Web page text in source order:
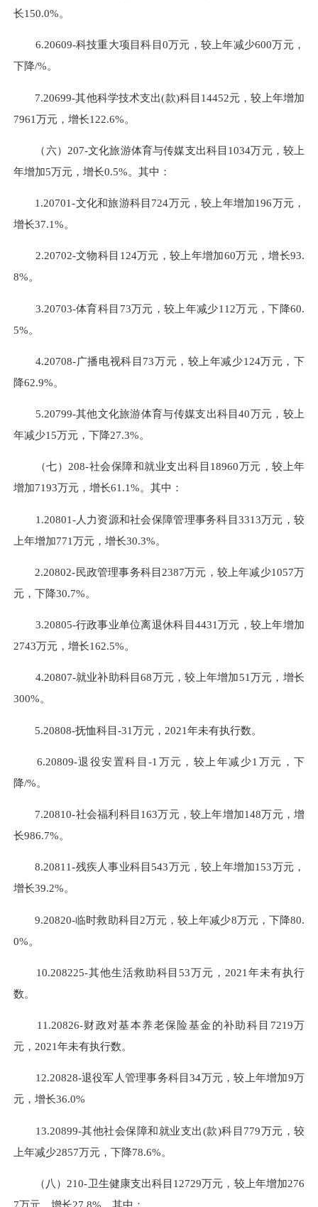
长150.0%。
6.20609-科技重大项目科目0万元，较上年减少600万元，
下降/%。
7.20699-其他科学技术支出(款)科目14452元，较上年增加
7961万元，增长122.6%。
（六）207-文化旅游体育与传媒支出科目1034万元，较上
年增加5万元，增长0.5%。其中：
1.20701-文化和旅游科目724万元，较上年增加196万元，
增长37.1%。
2.20702-文物科目124万元，较上年增加60万元，增长93.
8%。
3.20703-体育科目73万元，较上年减少112万元，下降60.
5%。
4.20708-广播电视科目73万元，较上年减少124万元，下
降62.9%。
5.20799-其他文化旅游体育与传媒支出科目40万元，较上
年减少15万元，下降27.3%。
（七）208-社会保障和就业支出科目18960万元，较上年
增加7193万元，增长61.1%。其中：
1.20801-人力资源和社会保障管理事务科目3313万元，较
上年增加771万元，增长30.3%。
2.20802-民政管理事务科目2387万元，较上年减少1057万
元，下降30.7%。
3.20805-行政事业单位离退休科目4431万元，较上年增加
2743万元，增长162.5%。
4.20807-就业补助科目68万元，较上年增加51万元，增长
300%。
5.20808-抚恤科目-31万元，2021年未有执行数。
6.20809-退役安置科目-1万元，较上年减少1万元，下
降/%。
7.20810-社会福利科目163万元，较上年增加148万元，增
长986.7%。
8.20811-残疾人事业科目543万元，较上年增加153万元，
增长39.2%。
9.20820-临时救助科目2万元，较上年减少8万元，下降80.
0%。
10.208225-其他生活救助科目53万元，2021年未有执行
数。
11.20826-财政对基本养老保险基金的补助科目7219万
元，2021年未有执行数。
12.20828-退役军人管理事务科目34万元，较上年增加9万
元，增长36.0%
13.20899-其他社会保障和就业支出(款)科目779万元，较
上年减少2857万元，下降78.6%。
（八）210-卫生健康支出科目12729万元，较上年增加276
7万元，增长27.8%。其中：